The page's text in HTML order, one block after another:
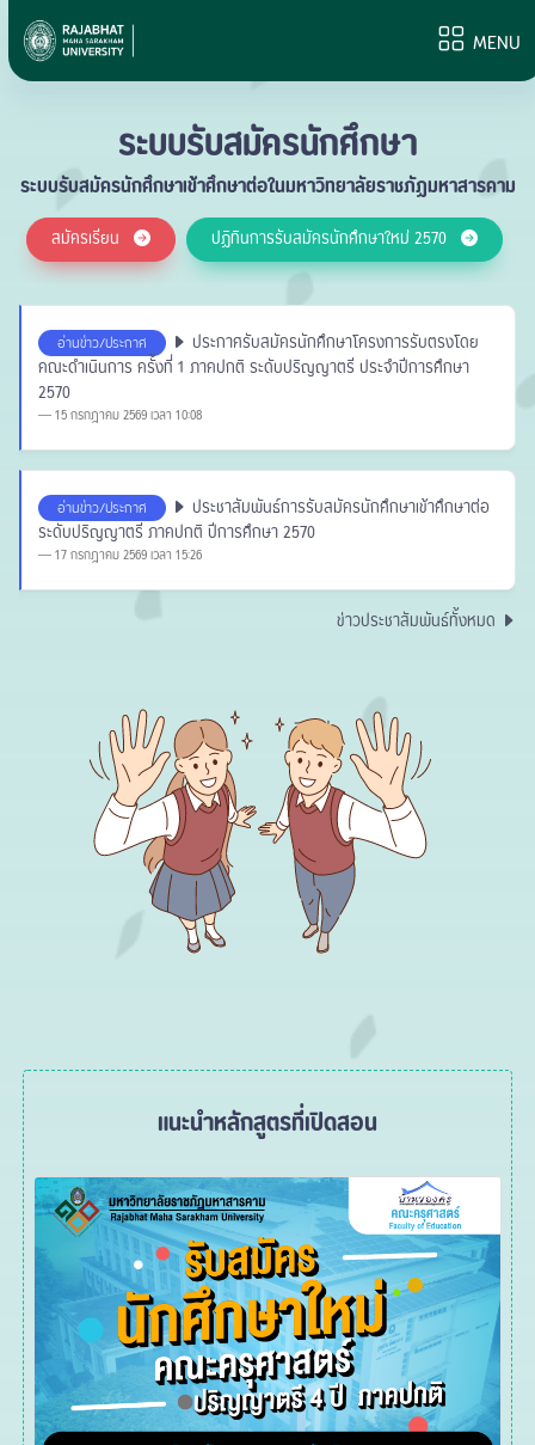
MENU
ระบบรับสมัครนักศึกษา
ระบบรับสมัครนักศึกษาเข้าศึกษาต่อในมหาวิทยาลัยราชภัฏมหาสารคาม
สมัครเรียน ปฏิทินการรับสมัครนักศึกษาใหม่ 2570
อ่านข่าว/ประกาศ ประกาศรับสมัครนักศึกษาโครงการรับตรงโดย
คณะดำเนินการ ครั้งที่ 1 ภาคปกติ ระดับปริญญาตรี ประจำปีการศึกษา
2570
15 กรกฎาคม 2569 เวลา 10:08
อ่านข่าว/ประกาศ ประชาสัมพันธ์การรับสมัครนักศึกษาเข้าศึกษาต่อ
ระดับปริญญาตรี ภาคปกติ ปีการศึกษา 2570
17 กรกฎาคม 2569 เวลา 15:26
ข่าวประชาสัมพันธ์ทั้งหมด
แนะนำหลักสูตรที่เปิดสอน